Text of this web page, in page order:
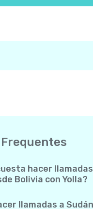
hacer
Bolivia con Yolla?
a Sudán. Simplemente
llamadas a